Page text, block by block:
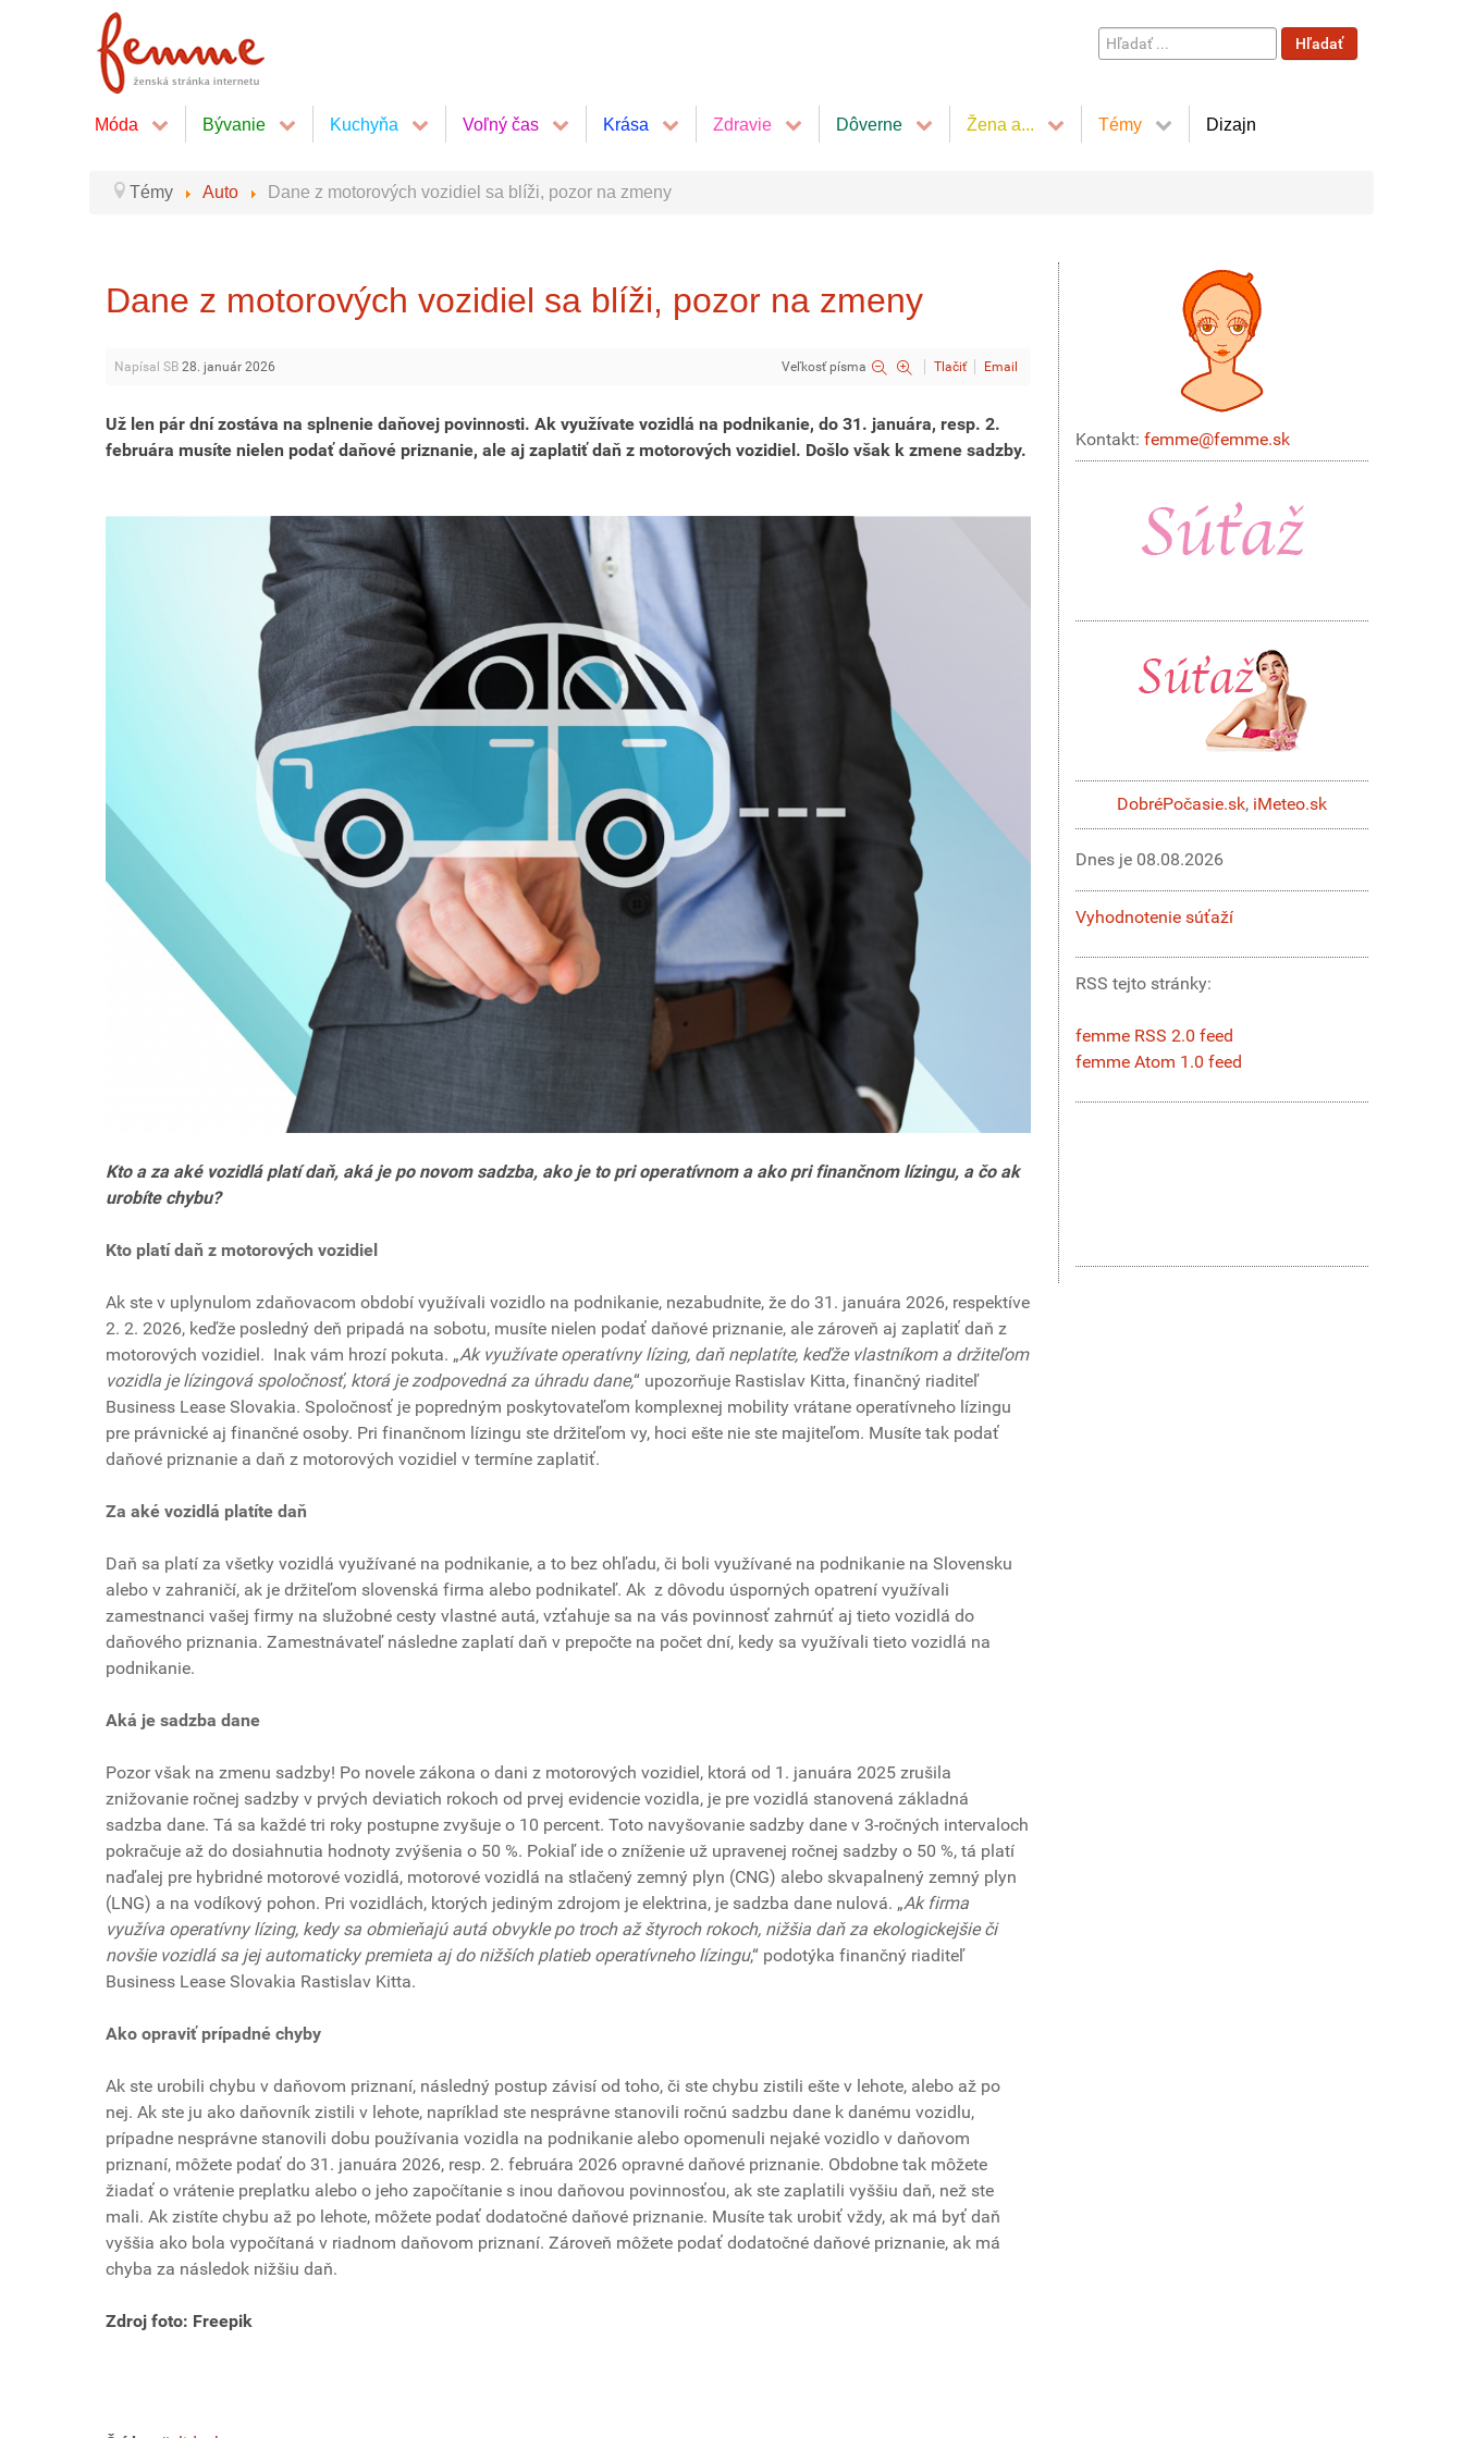
Hľadať
...
Hľadať
Móda Bývanie Kuchyňa Voľný čas Krása Zdravie Dôverne Žena a... Témy Dizajn
Témy Auto Dane z motorových vozidiel sa blíži, pozor na zmeny
Dane z motorových vozidiel sa blíži, pozor na zmeny
Napísal SB 28. január 2026 Veľkosť písma Tlačiť Email
Už len pár dní zostáva na splnenie daňovej povinnosti. Ak využívate vozidlá na podnikanie, do 31. januára, resp. 2.
februára musíte nielen podať daňové priznanie, ale aj zaplatiť daň z motorových vozidiel. Došlo však k zmene sadzby.
Kto a za aké vozidlá platí daň, aká je po novom sadzba, ako je to pri operatívnom a ako pri finančnom lízingu, a čo ak
urobíte chybu?
Kto platí daň z motorových vozidiel
Ak ste v uplynulom zdaňovacom období využívali vozidlo na podnikanie, nezabudnite, že do 31. januára 2026, respektíve
2. 2. 2026, keďže posledný deň pripadá na sobotu, musíte nielen podať daňové priznanie, ale zároveň aj zaplatiť daň z
motorových vozidiel. Inak vám hrozí pokuta. „Ak využívateoperatívny lízing, daň neplatíte, keďže vlastníkom a držiteľom
vozidla je lízingová spoločnosť, ktorá je zodpovedná za úhradu dane,“ upozorňuje Rastislav Kitta, finančný riaditeľ
Business Lease Slovakia. Spoločnosť je popredným poskytovateľom komplexnej mobility vrátane operatívneho lízingu
pre právnické aj finančné osoby. Pri finančnom lízingu ste držiteľom vy, hoci ešte nie ste majiteľom. Musíte tak podať
daňové priznanie a daň z motorových vozidiel v termíne zaplatiť.
Za aké vozidlá platíte daň
Daň sa platí za všetky vozidlá využívané na podnikanie, a to bez ohľadu, či boli využívané na podnikanie na Slovensku
alebo v zahraničí, ak je držiteľom slovenská firma alebo podnikateľ. Ak z dôvodu úsporných opatrení využívali
zamestnanci vašej firmy na služobné cesty vlastné autá, vzťahuje sa na vás povinnosť zahrnúť aj tieto vozidlá do
daňového priznania. Zamestnávateľ následne zaplatí daň v prepočte na počet dní, kedy sa využívali tieto vozidlá na
podnikanie.
Aká je sadzba dane
Pozor však na zmenu sadzby! Po novele zákona o dani z motorových vozidiel, ktorá od 1. januára 2025 zrušila
znižovanie ročnej sadzby v prvých deviatich rokoch od prvej evidencie vozidla, je pre vozidlá stanovená základná
sadzba dane. Tá sa každé tri roky postupne zvyšuje o 10 percent. Toto navyšovanie sadzby dane v 3-ročných intervaloch
pokračuje až do dosiahnutia hodnoty zvýšenia o 50 %. Pokiaľ ide o zníženie už upravenej ročnej sadzby o 50 %, tá platí
naďalej pre hybridné motorové vozidlá, motorové vozidlá na stlačený zemný plyn (CNG) alebo skvapalnený zemný plyn
(LNG) a na vodíkový pohon. Pri vozidlách, ktorých jediným zdrojom je elektrina, je sadzba dane nulová. „Ak firma
využíva operatívny lízing, kedy sa obmieňajú autá obvykle po troch až štyroch rokoch, nižšia daň za ekologickejšie či
novšie vozidlá sa jej automaticky premieta aj do nižších platieb operatívneho lízingu,“ podotýka finančný riaditeľ
Business Lease Slovakia Rastislav Kitta.
Ako opraviť prípadné chyby
Ak ste urobili chybu v daňovom priznaní, následný postup závisí od toho, či ste chybu zistili ešte v lehote, alebo až po
nej. Ak ste ju ako daňovník zistili v lehote, napríklad ste nesprávne stanovili ročnú sadzbu dane k danému vozidlu,
prípadne nesprávne stanovili dobu používania vozidla na podnikanie alebo opomenuli nejaké vozidlo v daňovom
priznaní, môžete podať do 31. januára 2026, resp. 2. februára 2026 opravné daňové priznanie. Obdobne tak môžete
žiadať o vrátenie preplatku alebo o jeho započítanie s inou daňovou povinnosťou, ak ste zaplatili vyššiu daň, než ste
mali. Ak zistíte chybu až po lehote, môžete podať dodatočné daňové priznanie. Musíte tak urobiť vždy, ak má byť daň
vyššia ako bola vypočítaná v riadnom daňovom priznaní. Zároveň môžete podať dodatočné daňové priznanie, ak má
chyba za následok nižšiu daň.
Zdroj foto: Freepik
Kontakt: femme@femme.sk
DobréPočasie.sk, iMeteo.sk
Dnes je 08.08.2026
Vyhodnotenie súťaží
RSS tejto stránky:
femme RSS 2.0 feed
femme Atom 1.0 feed